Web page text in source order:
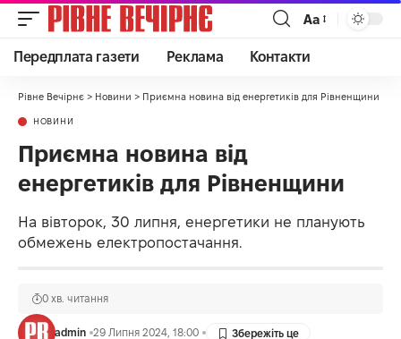
Аа
Передплата газети Реклама Контакти
Рівне Вечірнє > Новини > Приємна новина від енергетиків для Рівненщини
НОВИНИ
Приємна новина від
енергетиків для Рівненщини
На вівторок, 30 липня, енергетики не планують
обмежень електропостачання.
admin 29 Липня 2024, 18:00
0 хв. читання